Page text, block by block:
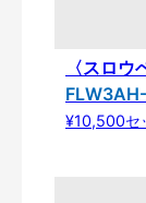
〈スロウ
¥10,500セ